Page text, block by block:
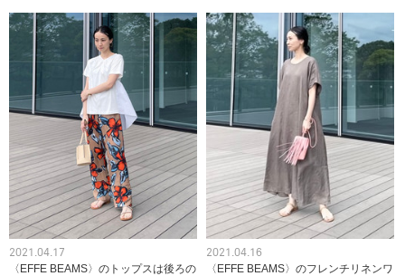
2021.04.17
〈EFFE BEAMS〉のトップスは後ろの
2021.04.16
〈EFFE BEAMS〉のフレンチリネンワ